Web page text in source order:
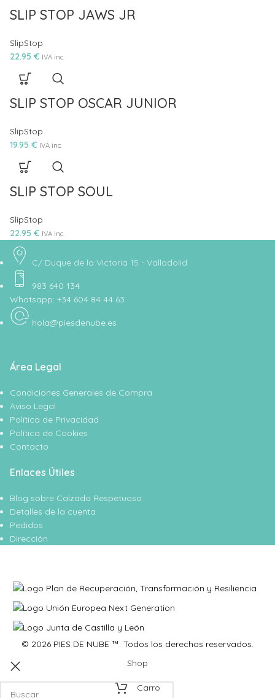
SLIP STOP JAWS JR
SlipStop
22.95 € IVA inc.
SLIP STOP OSCAR JUNIOR
SlipStop
19.95 € IVA inc.
SLIP STOP SOUL
SlipStop
22.95 € IVA inc.
C/ Duque de la Victoria 15 - Valladolid
983 640 134
Whatsapp: +34 604 84 44 63
hola@piesdenube.es
Área Legal
Condiciones Generales de Compra
Aviso Legal
Política de Privacidad
Política de Cookies
Contacto
Enlaces Útiles
Blog sobre Calzado Respetuoso
Detalles de la cuenta
Pedidos
Dirección
© 2026 PIES DE NUBE ™. Todos los derechos reservados.
Shop
Carro